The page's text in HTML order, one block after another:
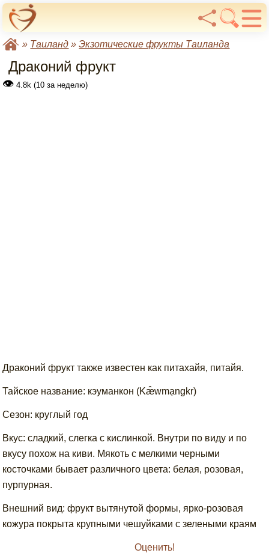
» Таиланд »Экзотические фрукты Таиланда
Драконий фрукт
👁 4.8k (10 за неделю)
Драконий фрукт также известен как питахайя, питайя.
Тайское название: кэуманкон (Kæ̂wmạngkr)
Сезон: круглый год
Вкус: сладкий, слегка с кислинкой. Внутри по виду и по
вкусу похож на киви. Мякоть с мелкими черными
косточками бывает различного цвета: белая, розовая,
пурпурная.
Внешний вид: фрукт вытянутой формы, ярко-розовая
кожура покрыта крупными чешуйками с зелеными краям
Оценить!